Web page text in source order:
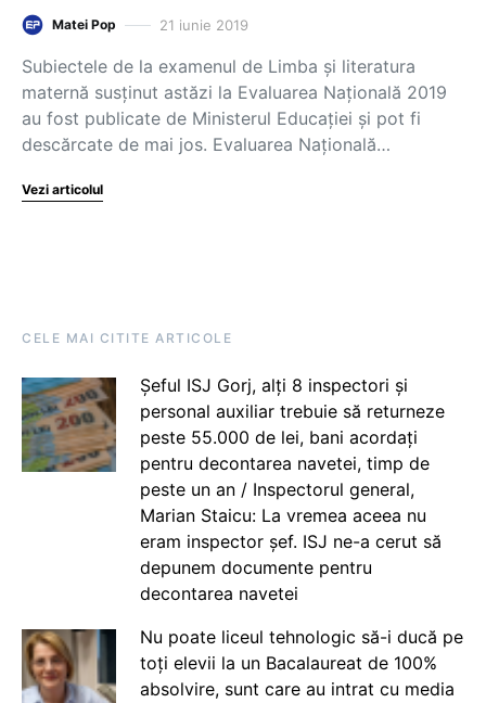
Matei Pop 21 iunie 2019
Subiectele de la examenul de Limba și literatura
maternă susținut astăzi la Evaluarea Națională 2019
au fost publicate de Ministerul Educației și pot fi
descărcate de mai jos. Evaluarea Națională…
Vezi articolul
CELE MAI CITITE ARTICOLE
Șeful ISJ Gorj, alți 8 inspectori și
personal auxiliar trebuie să returneze
peste 55.000 de lei, bani acordați
pentru decontarea navetei, timp de
peste un an / Inspectorul general,
Marian Staicu: La vremea aceea nu
eram inspector șef. ISJ ne-a cerut să
depunem documente pentru
decontarea navetei
Nu poate liceul tehnologic să-i ducă pe
toți elevii la un Bacalaureat de 100%
absolvire, sunt care au intrat cu media